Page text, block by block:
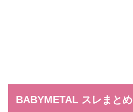
BABYMETAL スレまとめ